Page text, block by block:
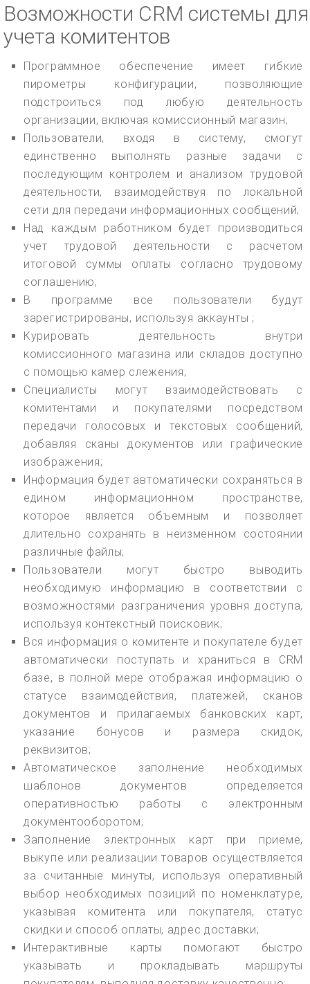
Возможности CRM системы для
учета комитентов
Программное обеспечение имеет гибкие
пирометры конфигурации, позволяющие
подстроиться под любую деятельность
организации, включая комиссионный магазин;
Пользователи, входя в систему, смогут
единственно выполнять разные задачи с
последующим контролем и анализом трудовой
деятельности, взаимодействуя по локальной
сети для передачи информационных сообщений;
Над каждым работником будет производиться
учет трудовой деятельности с расчетом
итоговой суммы оплаты согласно трудовому
соглашению;
В программе все пользователи будут
зарегистрированы, используя аккаунты ;
Курировать деятельность внутри
комиссионного магазина или складов доступно
с помощью камер слежения;
Специалисты могут взаимодействовать с
комитентами и покупателями посредством
передачи голосовых и текстовых сообщений,
добавляя сканы документов или графические
изображения;
Информация будет автоматически сохраняться в
едином информационном пространстве,
которое является объемным и позволяет
длительно сохранять в неизменном состоянии
различные файлы;
Пользователи могут быстро выводить
необходимую информацию в соответствии с
возможностями разграничения уровня доступа,
используя контекстный поисковик;
Вся информация о комитенте и покупателе будет
автоматически поступать и храниться в CRM
базе, в полной мере отображая информацию о
статусе взаимодействия, платежей, сканов
документов и прилагаемых банковских карт,
указание бонусов и размера скидок,
реквизитов;
Автоматическое заполнение необходимых
шаблонов документов определяется
оперативностью работы с электронным
документооборотом;
Заполнение электронных карт при приеме,
выкупе или реализации товаров осуществляется
за считанные минуты, используя оперативный
выбор необходимых позиций по номенклатуре,
указывая комитента или покупателя, статус
скидки и способ оплаты, адрес доставки;
Интерактивные карты помогают быстро
указывать и прокладывать маршруты